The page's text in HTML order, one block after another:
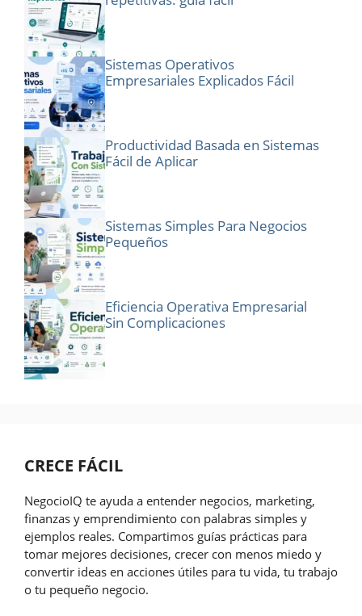
Sistemas Operativos
Empresariales Explicados Fácil
Productividad Basada en Sistemas
Fácil de Aplicar
Sistemas Simples Para Negocios
Pequeños
Eficiencia Operativa Empresarial
Sin Complicaciones
CRECE FÁCIL
NegocioIQ te ayuda a entender negocios, marketing,
finanzas y emprendimiento con palabras simples y
ejemplos reales. Compartimos guías prácticas para
tomar mejores decisiones, crecer con menos miedo y
convertir ideas en acciones útiles para tu vida, tu trabajo
o tu pequeño negocio.